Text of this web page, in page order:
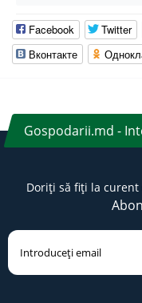
Facebook Twitter
Вконтакте
Gospodarii.md -
Doriți să fiți la